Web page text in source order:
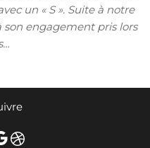
un « S ». Suite à notre
engagement pris lors
Dribbble